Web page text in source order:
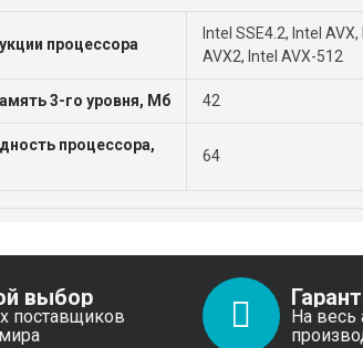
процессора
Intel SSE4.2, Intel AVX,
AVX2, Intel AVX-512
3-го уровня, Мб 42
процессора,
64
выбор
поставщиков
На весь